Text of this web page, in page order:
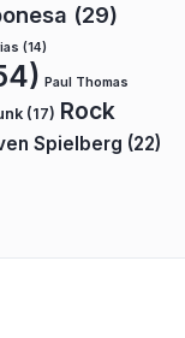
(29)
(14)
Paul Thomas
(17) Rock
Spielberg (22)